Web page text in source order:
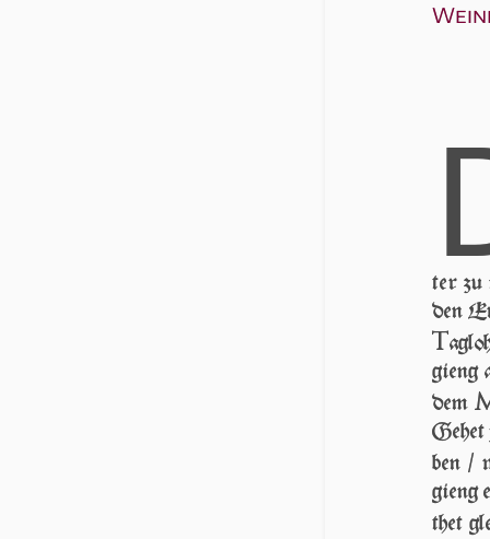
ter zu
den
T
gieng
dem
ben /
gieng
thet